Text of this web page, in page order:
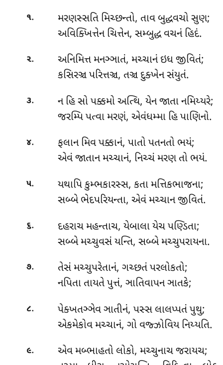
૧. મરણસ્સતિ મિચ્છન્તો, તાવ બુદ્ધવચો સુણ;
અવિક્ખિત્તેન ચિત્તેન, સમ્બુદ્ધ વચનં હિદં.
૨. અનિમિત્ત મનઞ્ઞાતં, મચ્ચાનં ઇધ જીવિતં;
કસિરઞ્ચ પરિત્તઞ્ચ, તઞ્ચ દુક્ખેન સંયુતં.
૩.
ન હિ સો પક્કમો અત્થિ, યેન જાતા નમિય્યરે;
જરમ્પિ પત્વા મરણં, એવંધમ્મા હિ પાણિનો.
૪. ફલાનમિવ પક્કાનં, પાતો પતનતો ભયં;
એવં જાતાન મચ્ચાનં, નિચ્ચં મરણ તો ભયં.
૫.
યથાપિ કુમ્ભકારસ્સ, કતા મત્તિકભાજના;
સબ્બે ભેદપરિયન્તા, એવં મચ્ચાન જીવિતં.
૬. દહરાચ મહન્તાચ, યેબાલા યેચ પણ્ડિતા;
સબ્બે મચ્ચુવસં યન્તિ, સબ્બે મચ્ચુપરાયના.
૭.
તેસં મચ્ચુપરેતાનં, ગચ્છતં પરલોકતો;
નપિતા તાયતે પુત્તં, ઞાતિવાપન ઞાતકે;
૮. પેક્ખતઞ્ઞેવઞાતીનં, પસ્સ લાલપ્પતં પુથુ;
એકમેકોવ મચ્ચાનં, ગો વજ્ઝોવિય નિય્યતિ.
૯.
એવ મબ્ભાહતો લોકો, મચ્ચુનાચ જરાયચ;